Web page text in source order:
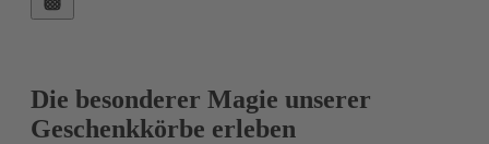
Die besonderer Magie unserer
Geschenkkörbe erleben